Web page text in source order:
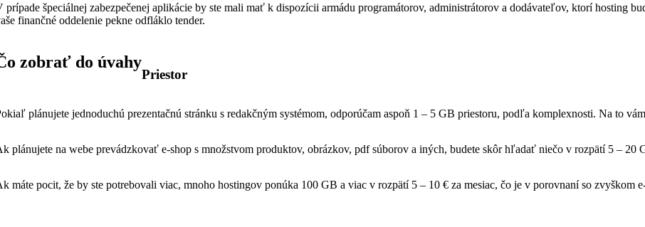
prípade špeciálnej zabezpečenej aplikácie by ste mali mať k dispozícii armádu programátorov, administrátorov a dodávateľov, ktorí hosting
finančné oddelenie pekne odfláklo tender.
zobrať do úvahy
Priestor
plánujete jednoduchú prezentačnú stránku s redakčným systémom, odporúčam aspoň 1 – 5 GB priestoru, podľa komplexnosti. Na to
plánujete na webe prevádzkovať e-shop s množstvom produktov, obrázkov, pdf súborov a iných, budete skôr hľadať niečo v rozpätí 5 – 20
máte pocit, že by ste potrebovali viac, mnoho hostingov ponúka 100 GB a viac v rozpätí 5 – 10 € za mesiac, čo je v porovnaní so zvyškom